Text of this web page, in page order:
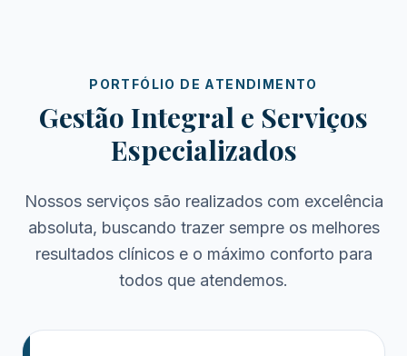
PORTFÓLIO DE ATENDIMENTO
Gestão Integral e Serviços
Especializados
Nossos serviços são realizados com excelência
absoluta, buscando trazer sempre os melhores
resultados clínicos e o máximo conforto para
todos que atendemos.